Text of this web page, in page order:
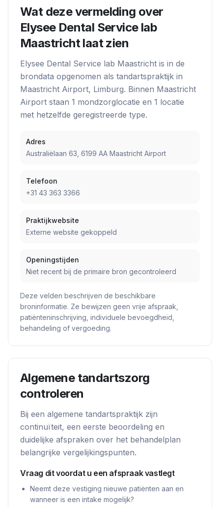
Wat deze vermelding over
Elysee Dental Service lab
Maastrichtlaat zien
Elysee Dental Service lab Maastricht is in de
brondata opgenomen als tandartspraktijk in
Maastricht Airport, Limburg. Binnen Maastricht
Airport staan 1 mondzorglocatie en 1 locatie
met hetzelfde geregistreerde type.
Adres
Australiëlaan 63, 6199 AA Maastricht Airport
Telefoon
+31 43 363 3366
Praktijkwebsite
Externe website gekoppeld
Openingstijden
Niet recent bij de primaire bron gecontroleerd
Deze velden beschrijven de beschikbare
broninformatie. Ze bewijzen geen vrije afspraak,
patiënteninschrijving, individuele bevoegdheid,
behandeling of vergoeding.
Algemene tandartszorg
controleren
Bij een algemene tandartspraktijk zijn
continuïteit, een eerste beoordeling en
duidelijke afspraken over het behandelplan
belangrijke vergelijkingspunten.
Vraag dit voordat u een afspraak vastlegt
Neemt deze vestiging nieuwe patiënten aan en
wanneer is een intake mogelijk?